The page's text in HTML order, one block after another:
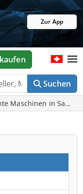
Zur App
Suchen
Maschinen in Sankt